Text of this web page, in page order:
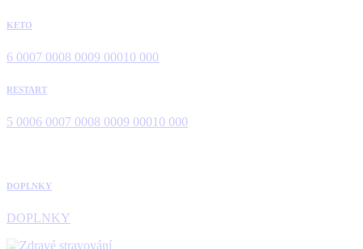
KETO
6 0007 0008 0009 00010 000
RESTART
5 0006 0007 0008 0009 00010 000
DOPLNKY
DOPLNKY